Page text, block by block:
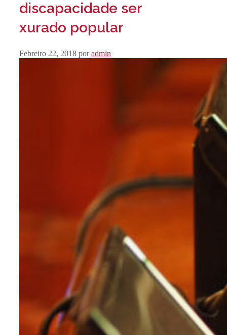
discapacidade ser
xurado popular
Febreiro 22, 2018 poradmin